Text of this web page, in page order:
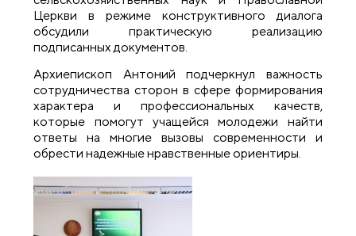
Церквив режиме конструктивного диалога
обсудили практическую реализацию
подписанных документов.
Архиепископ Антоний подчеркнул важность
сотрудничества сторон в сфере формирования
характера и профессиональных качеств,
которые помогут учащейся молодежи найти
ответы на многие вызовы современности и
обрести надежныенравственныеориентиры.